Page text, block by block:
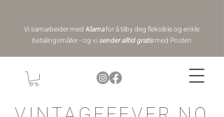
Vi samarbeider med Klarnafor å tilby deg fleksible og enkle
betalingsmåter - og vi sender alltid gratismed Posten